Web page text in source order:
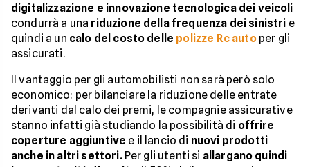
digitalizzazione e innovazione tecnologica dei veicoli
condurrà a una riduzione della frequenza dei sinistri e
quindi a un calo del costo delle polizze Rc autoper gli
assicurati.
Il vantaggio per gli automobilisti non sarà però solo
economico: per bilanciare la riduzione delle entrate
derivanti dal calo dei premi, le compagnie assicurative
stanno infatti già studiando la possibilità di offrire
coperture aggiuntive e il lancio di nuovi prodotti
anche in altri settori.Per gli utenti si allargano quindi